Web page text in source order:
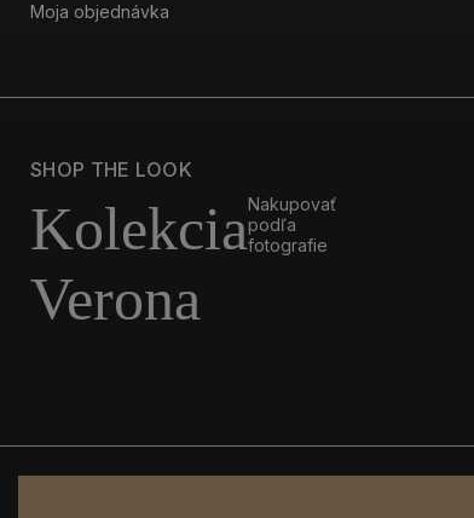
Moja objednávka
SHOP THE LOOK
Kolekcia
Verona
Nakupovať
podľa
fotografie